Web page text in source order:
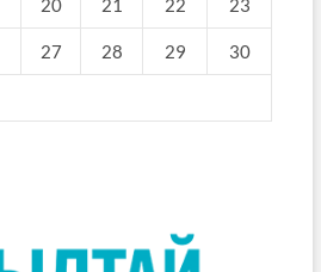
20 21 22 23
27 28 29 30